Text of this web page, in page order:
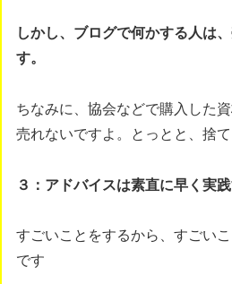
しかし、ブログで何かする人は
す。
ちなみに、協会などで購入した
売れないですよ。とっとと、捨て
３：アドバイスは素直に早く実
すごいことをするから、すごい
です